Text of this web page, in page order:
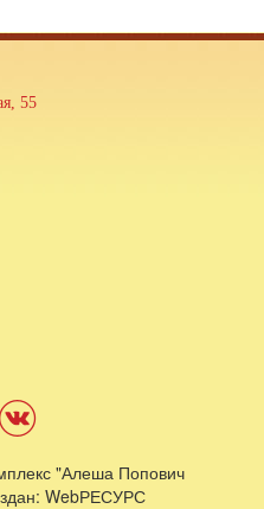
55
"Алеша Попович
WebРЕСУРС